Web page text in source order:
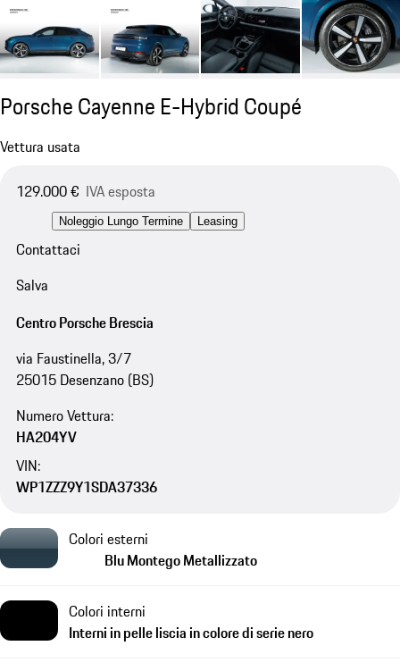
Porsche Cayenne E-Hybrid Coupé
Vettura usata
129.000 € IVA esposta
Noleggio Lungo Termine Leasing
Contattaci
Salva
Centro Porsche Brescia
via Faustinella, 3/7
25015 Desenzano (BS)
Numero Vettura:
HA204YV
VIN:
WP1ZZZ9Y1SDA37336
Colori esterni
Blu Montego Metallizzato
Colori interni
Interni in pelle liscia in colore di serie nero